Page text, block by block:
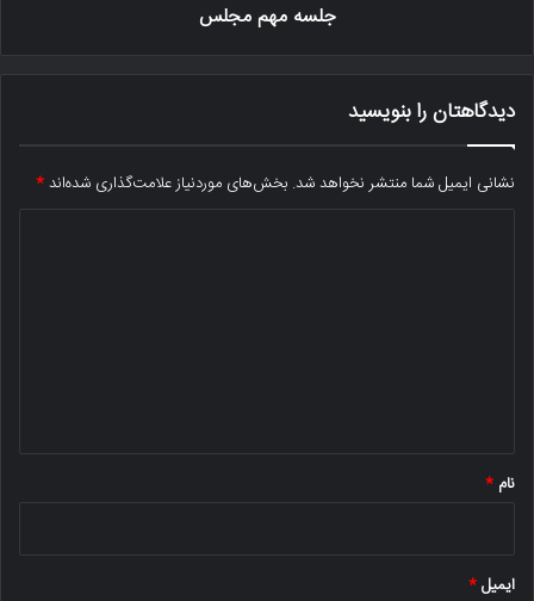
جلسه مهم مجلس
دیدگاهتان را بنویسید
نشانی ایمیل شما منتشر نخواهد شد. بخش‌های موردنیاز علامت‌گذاری شده‌اند*
نام *
ایمیل*